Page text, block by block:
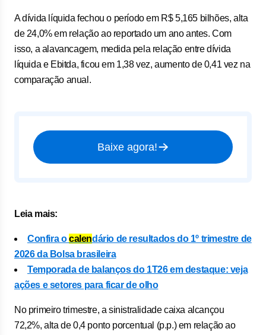
A dívida líquida fechou o período em R$ 5,165 bilhões, alta
de 24,0% em relação ao reportado um ano antes. Com
isso, a alavancagem, medida pela relação entre dívida
líquida e Ebitda, ficou em 1,38 vez, aumento de 0,41 vez na
comparação anual.
Baixe agora!
Leia mais:
Confira ocalendário de resultados do 1º trimestre de
2026 da Bolsa brasileira
Temporada de balanços do 1T26 em destaque: veja
ações e setores para ficar de olho
No primeiro trimestre, a sinistralidade caixa alcançou
72,2%, alta de 0,4 ponto porcentual (p.p.) em relação ao